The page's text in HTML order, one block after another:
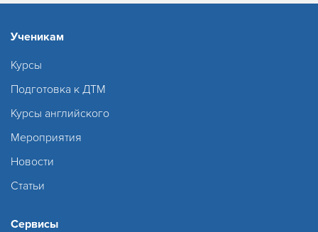
Ученикам
Курсы
Подготовка к ДТМ
Курсы английского
Мероприятия
Новости
Статьи
Сервисы